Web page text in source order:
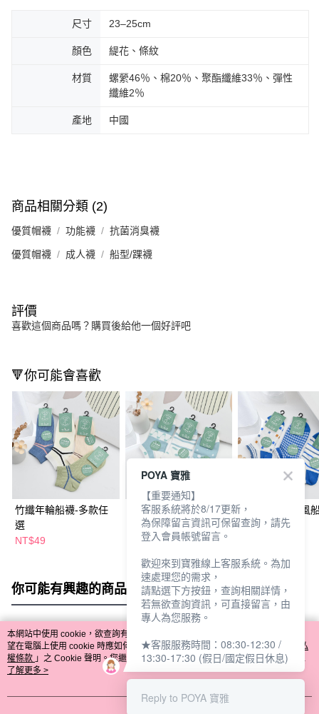
尺寸 23–25cm
顏色 緹花、條紋
材質
螺縈46％、棉20％、聚酯纖維33％、彈性
纖維2％
產地 中國
商品相關分類 (2)
優質帽襪 功能襪 抗菌消臭襪
優質帽襪 成人襪 船型/踝襪
評價
喜歡這個商品嗎？購買後給他一個好評吧
🔻你可能會喜歡
竹纖年輪船襪-多款任
選
NT$49
竹纖浪漫田野風船襪-
多款任選
NT$49
竹纖藍色海洋風
多款任選
你可能有興趣的商品 全站排行
熱門標籤
本網站中使用 cookie，欲查詢有關本網站使用 cookie 方式之詳情，及若您不希
望在電腦上使用 cookie 時應如何變更電腦的 cookie 設定，請參閱本網站「
隱私
權條款 」之 Cookie 聲明。您繼續使用本網站即表示您同意本公司得按本網站使
用條款之 Cookie 聲明使用 cookie。
了解更多 >
POYA 寶雅
【重要通知】
客服系統將於8/17更新，
為保障留言資訊可保留查詢，請先
登入會員帳號留言。
歡迎來到寶雅線上客服系統。為加
速處理您的需求，
請點選下方按鈕，查詢相關詳情，
若無欲查詢資訊，可直接留言，由
專人為您服務。
★客服服務時間：08:30-12:30 /
13:30-17:30 (假日/國定假日休息)
Reply to POYA 寶雅